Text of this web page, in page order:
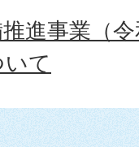
進事業（
て